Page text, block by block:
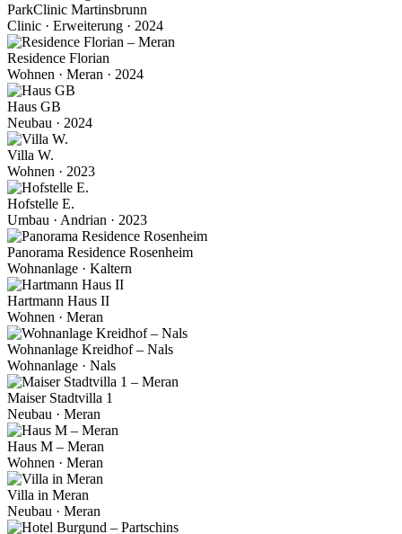
ParkClinic Martinsbrunn
Clinic · Erweiterung · 2024
Residence Florian
Wohnen · Meran · 2024
Haus GB
Neubau · 2024
Villa W.
Wohnen · 2023
Hofstelle E.
Umbau · Andrian · 2023
Panorama Residence Rosenheim
Wohnanlage · Kaltern
Hartmann Haus II
Wohnen · Meran
Wohnanlage Kreidhof – Nals
Wohnanlage · Nals
Maiser Stadtvilla 1
Neubau · Meran
Haus M – Meran
Wohnen · Meran
Villa in Meran
Neubau · Meran